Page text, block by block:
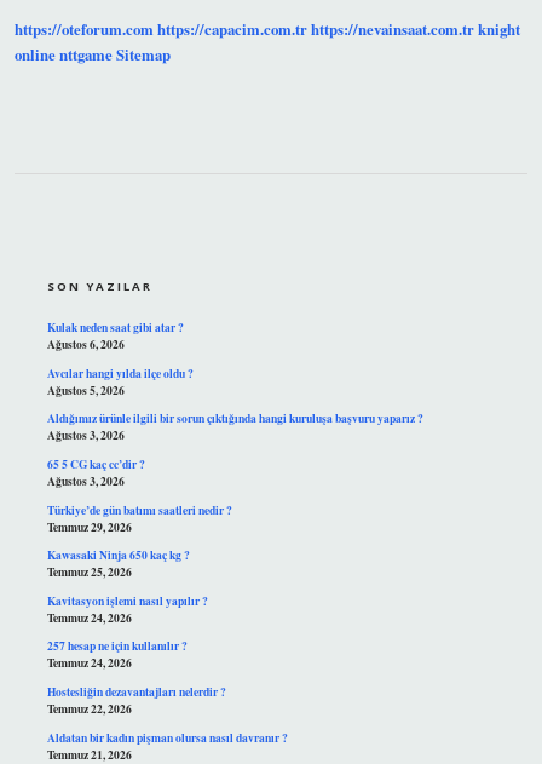
https://oteforum.comhttps://capacim.com.trhttps://nevainsaat.com.trknight
onlinenttgameSitemap
SON YAZILAR
Kulak neden saat gibi atar ?
Ağustos 6, 2026
Avcılar hangi yılda ilçe oldu ?
Ağustos 5, 2026
Aldığımız ürünle ilgili bir sorun çıktığında hangi kuruluşa başvuru yaparız ?
Ağustos 3, 2026
65 5 CG kaç cc’dir ?
Ağustos 3, 2026
Türkiye’de gün batımı saatleri nedir ?
Temmuz 29, 2026
Kawasaki Ninja 650 kaç kg ?
Temmuz 25, 2026
Kavitasyon işlemi nasıl yapılır ?
Temmuz 24, 2026
257 hesap ne için kullanılır ?
Temmuz 24, 2026
Hostesliğin dezavantajları nelerdir ?
Temmuz 22, 2026
Aldatan bir kadın pişman olursa nasıl davranır ?
Temmuz 21, 2026